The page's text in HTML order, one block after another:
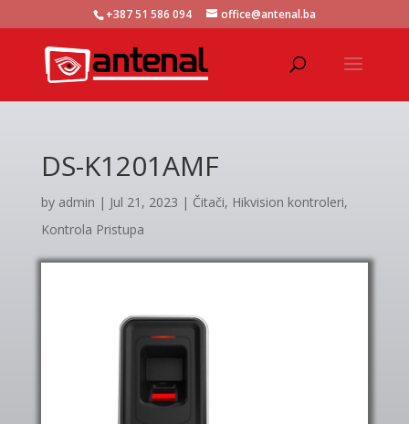
+387 51 586 094 office@antenal.ba
DS-K1201AMF
by admin | Jul 21, 2023 | Čitači, Hikvision kontroleri,
Kontrola Pristupa